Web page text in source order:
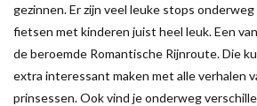
gezinnen. Er zijn veel leuke stops
fietsen met kinderen juist heel leuk. Een
de beroemde Romantische Rijnroute. Die
extra interessant maken met alle verhalen
prinsessen. Ook vind je onderweg